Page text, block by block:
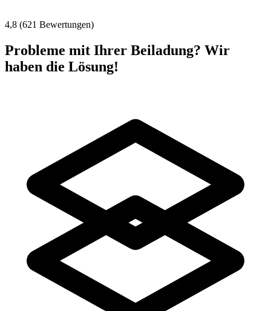
4,8 (621 Bewertungen)
Probleme mit Ihrer Beiladung? Wir
haben die Lösung!